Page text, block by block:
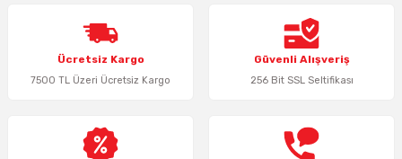
Ürün resmi kalitesiz, bozuk veya görüntülenemiyor.
Ürün açıklamasında eksik bilgiler bulunuyor.
Ürün bilgilerinde hatalar bulunuyor.
Bu ürüne benzer farklı alternatifler olmalı.
Ücretsiz Kargo
7500 TL Üzeri Ücretsiz Kargo
Güvenli Alışveriş
256 Bit SSL Seltifikası